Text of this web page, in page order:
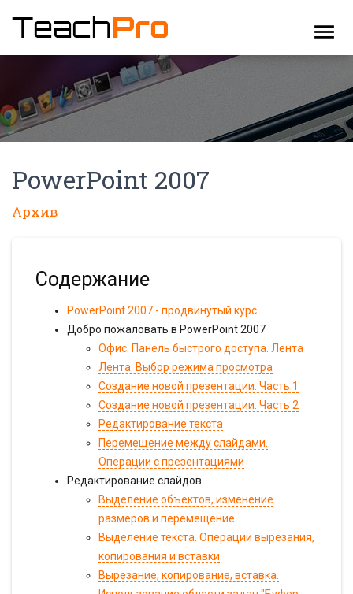
menu
PowerPoint 2007
Архив
Содержание
PowerPoint 2007 - продвинутый курс
Добро пожаловать в PowerPoint 2007
Офис. Панель быстрого доступа. Лента
Лента. Выбор режима просмотра
Создание новой презентации. Часть 1
Создание новой презентации. Часть 2
Редактирование текста
Перемещение между слайдами.
Операции с презентациями
Редактирование слайдов
Выделение объектов, изменение
размеров и перемещение
Выделение текста. Операции вырезания,
копирования и вставки
Вырезание, копирование, вставка.